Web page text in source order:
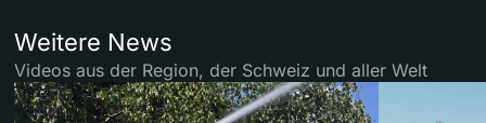
Weitere News
Videos aus der Region, der Schweiz und aller Welt